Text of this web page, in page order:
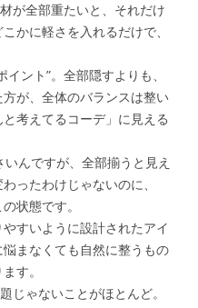
が全部重たいと、それだけ
かに軽さを入れるだけで、
ント”。全部隠すよりも、
が、全体のバランスは整い
考えてるコーデ」に見える
んですが、全部揃うと見え
ったわけじゃないのに、
状態です。
すいように設計されたアイ
まなくても自然に整うもの
す。
じゃないことがほとんど。